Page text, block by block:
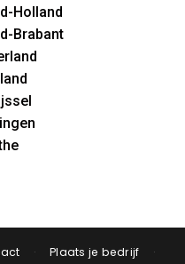
Holland
Brabant
· Plaats je bedrijf
·